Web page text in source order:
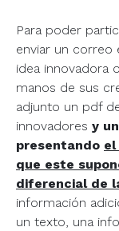
Para poder
enviar un correo
idea innovadora
manos de sus
adjunto un pdf
innovadores y
presentando el
que este
diferencial de
información
un texto, una